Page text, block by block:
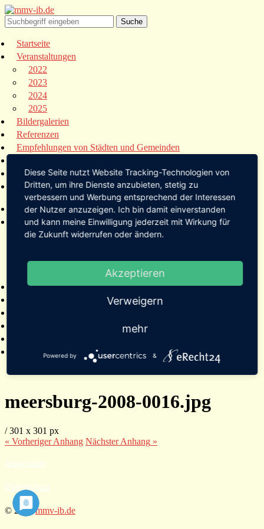
Startseite
Veranstaltungen
2022
2023
2024
2025
Bildergalerien
Referenzen
Empfehlungen von Städten und Gemeinden
Links
Kontakt
Startseite
Veranstaltungen
2022
2024
Bildergalerien
Kontakt
meersburg-2008-0016.jpg
/301 x 301 px
« VorherigerAnhang NächsterAnhang »
Impressum
Datenschutz
© 2026mmv-ib.de
Diese Seite nutzt Website Tracking-Technologien von
Dritten, um ihre Dienste anzubieten, stetig zu
verbessern und Werbung entsprechend der Interessen
der Nutzer anzuzeigen. Ich bin damit einverstanden
und kann meine Einwilligung jederzeit mit Wirkung für
die Zukunft widerrufen oder ändern.
Akzeptieren
Verweigern
mehr
Powered by &